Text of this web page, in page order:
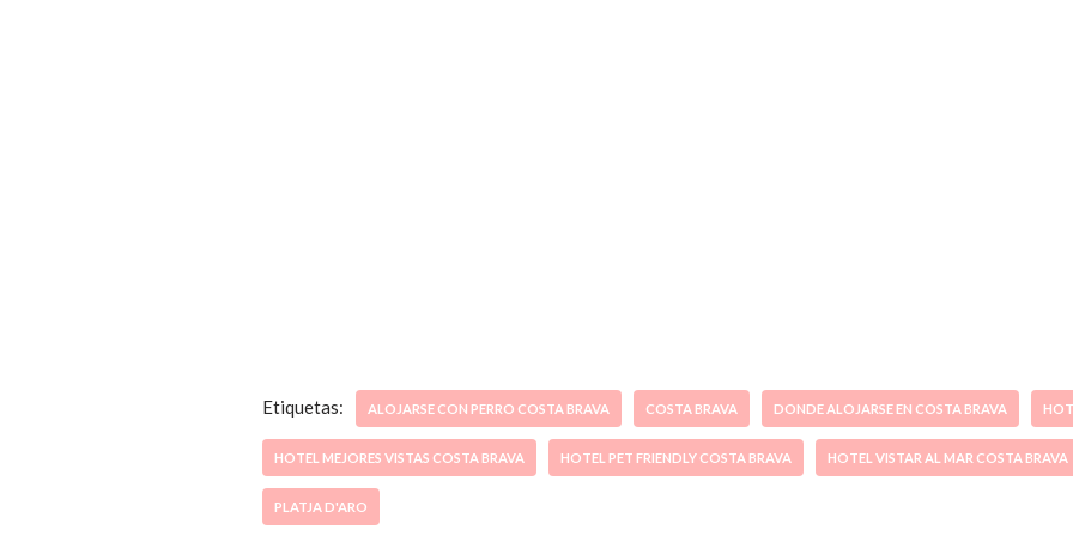
Etiquetas: ALOJARSE CON PERRO COSTA BRAVA COSTA BRAVA DONDE ALOJARSE EN COSTA BRAVA
HOTEL MEJORES VISTAS COSTA BRAVA HOTEL PET FRIENDLY COSTA BRAVA HOTEL VISTAR AL MAR COSTA BRAVA
PLATJA D'ARO